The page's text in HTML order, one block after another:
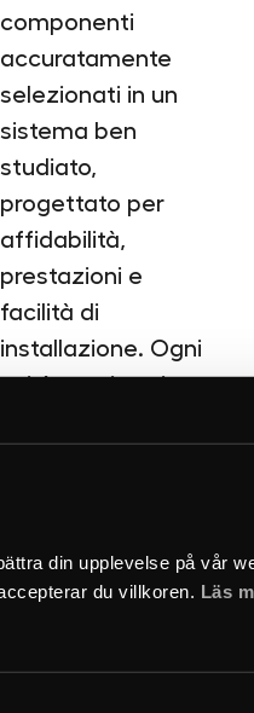
din upplevelse på vår
du villkoren. Läs
componenti
accuratamente
selezionati in un
sistema ben
studiato,
progettato per
affidabilità,
prestazioni e
facilità di
installazione. Ogni
modo che tutto
funzioni
dall’inizio.